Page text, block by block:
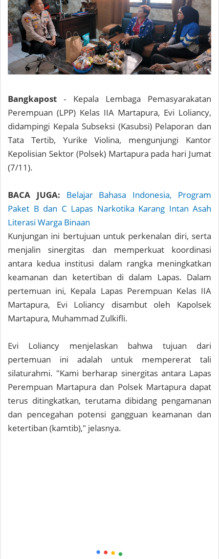
Bangkapost- Kepala Lembaga Pemasyarakatan
Perempuan (LPP) Kelas IIA Martapura, Evi Loliancy,
didampingi Kepala Subseksi (Kasubsi) Pelaporan dan
Tata Tertib, Yurike Violina, mengunjungi Kantor
Kepolisian Sektor (Polsek) Martapura pada hari Jumat
(7/11).
BACA JUGA:
Belajar Bahasa Indonesia, Program
Paket B dan C Lapas Narkotika Karang Intan Asah
Literasi Warga Binaan
Kunjungan ini bertujuan untuk perkenalan diri, serta
menjalin sinergitas dan memperkuat koordinasi
antara kedua institusi dalam rangka meningkatkan
keamanan dan ketertiban di dalam Lapas. Dalam
pertemuan ini, Kepala Lapas Perempuan Kelas IIA
Martapura, Evi Loliancy disambut oleh Kapolsek
Martapura, Muhammad Zulkifli.
Evi Loliancy menjelaskan bahwa tujuan dari
pertemuan ini adalah untuk mempererat tali
silaturahmi. "Kami berharap sinergitas antara Lapas
Perempuan Martapura dan Polsek Martapura dapat
terus ditingkatkan, terutama dibidang pengamanan
dan pencegahan potensi gangguan keamanan dan
ketertiban (kamtib)," jelasnya.